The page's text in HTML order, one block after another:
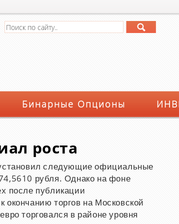
Бинарные Опционы
роста
следующие официальные
рубля. Однако на фоне
после публикации
торгов на Московской
торговался в районе уровня